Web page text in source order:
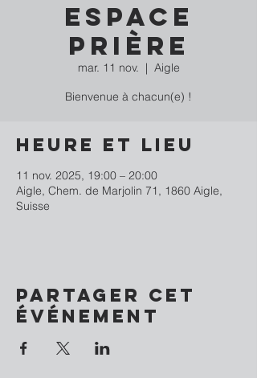
Espace
Prière
mar. 11 nov.
  |
Aigle
Bienvenue à chacun(e) !
Heure et lieu
11 nov. 2025, 19:00 – 20:00
Aigle, Chem. de Marjolin 71, 1860 Aigle,
Suisse
Partager cet
événement